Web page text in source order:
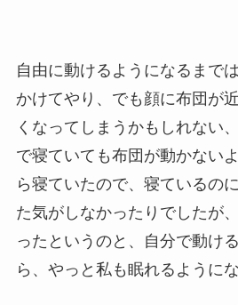
自由に動けるようになるまで
かけてやり、でも顔に布団が
くなってしまうかもしれない
で寝ていても布団が動かない
ら寝ていたので、寝ているの
た気がしなかったりでしたが
ったというのと、自分で動け
ら、やっと私も眠れるように